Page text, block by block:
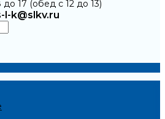
17 (обед с 12 до 13)
l-k@slkv.ru